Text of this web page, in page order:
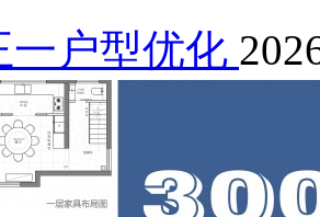
一户型优化